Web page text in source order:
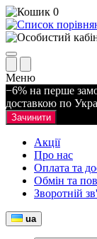
0
Меню
−6% на перше
доставкою по
Зачинити
Акції
Про нас
Оплата та
Обмін та
Зворотній
ua